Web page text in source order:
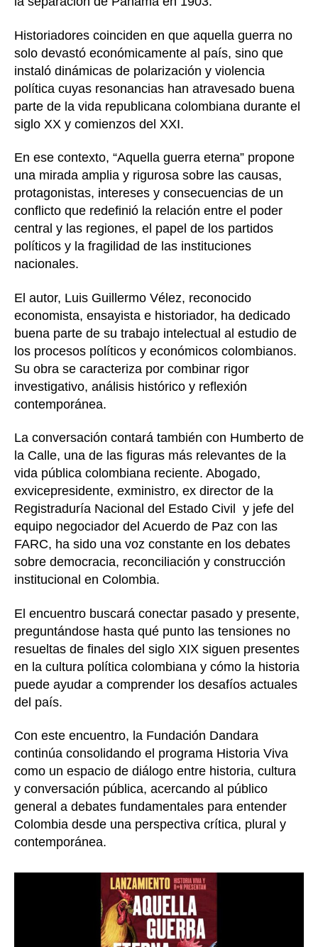
Historiadores coinciden en que aquella guerra no
solo devastó económicamente al país, sino que
instaló dinámicas de polarización y violencia
política cuyas resonancias han atravesado buena
parte de la vida republicana colombiana durante el
siglo XX y comienzos del XXI.
En ese contexto, “Aquella guerra eterna” propone
una mirada amplia y rigurosa sobre las causas,
protagonistas, intereses y consecuencias de un
conflicto que redefinió la relación entre el poder
central y las regiones, el papel de los partidos
políticos y la fragilidad de las instituciones
nacionales.
El autor, Luis Guillermo Vélez, reconocido
economista, ensayista e historiador, ha dedicado
buena parte de su trabajo intelectual al estudio de
los procesos políticos y económicos colombianos.
Su obra se caracteriza por combinar rigor
investigativo, análisis histórico y reflexión
contemporánea.
La conversación contará también con Humberto de
la Calle, una de las figuras más relevantes de la
vida pública colombiana reciente. Abogado,
exvicepresidente, exministro, ex director de la
Registraduría Nacional del Estado Civil y jefe del
equipo negociador del Acuerdo de Paz con las
FARC, ha sido una voz constante en los debates
sobre democracia, reconciliación y construcción
institucional en Colombia.
El encuentro buscará conectar pasado y presente,
preguntándose hasta qué punto las tensiones no
resueltas de finales del siglo XIX siguen presentes
en la cultura política colombiana y cómo la historia
puede ayudar a comprender los desafíos actuales
del país.
Con este encuentro, la Fundación Dandara
continúa consolidando el programa Historia Viva
como un espacio de diálogo entre historia, cultura
y conversación pública, acercando al público
general a debates fundamentales para entender
Colombia desde una perspectiva crítica, plural y
contemporánea.